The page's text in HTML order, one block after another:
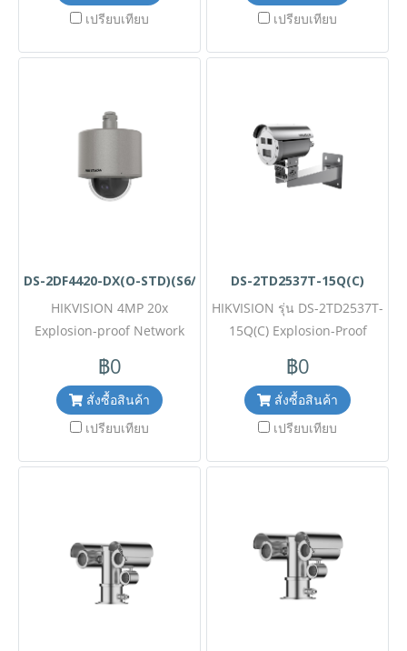
063-879-9917 ( สินค้ายังไม่
สินค้าสั่งต่างประเทศราคาอาจ
ล่วงหน้า) เช็คสต๊อกสินค้าก่อน
เปรียบเทียบ
@aimonline ฝ่ายขายโทร:
รวมภาษีมูลค่าเพิ่ม, ค่าขนส่ง ,
แลกเปลี่ยน โดยไม่แจ้งให้ทราบ
ล่วงหน้า) เช็คสต๊อกสินค้าก่อน
สั่งซื้อ #2402MP
เปรียบเทียบ
DS-2DF4420-DX(O-STD)(S6/316L)(C)
HIKVISION 4MP 20x
Explosion-proof Network
2DF4420-DX(O-STD)
(S6/316L)(C) Certificate No.:
ATEX: SEV 20 ATEX 0415 X;
ราคาพิเศษสำหรับงานโครงการ
รวมภาษีมูลค่าเพิ่ม, ค่าขนส่ง ,
สินค้าสั่งต่างประเทศราคาอาจ
มีการเปลี่ยนแปลงตามอัตรา
฿0
สั่งซื้อสินค้า
เปรียบเทียบ
DS-2TD2537T-15Q(C)
HIKVISION รุ่น DS-2TD2537T-
15Q(C) Explosion-Proof
Bullet Camera ขอราคาพิเศษ
สำหรับงานโครงการ ติดต่อฝ่าย
ขาย Line ID : @aimonline
(สินค้ายังไม่รวมภาษีมูลค่าเพิ่ม,
ค่าติดตั้ง #NP24
฿0
สั่งซื้อสินค้า
เปรียบเทียบ